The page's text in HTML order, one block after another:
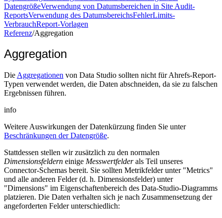
DatengrößeVerwendung von Datumsbereichen in Site Audit-
ReportsVerwendung des DatumsbereichsFehlerLimits-
VerbrauchReport-Vorlagen
Referenz/Aggregation
Aggregation
Die Aggregationen von Data Studio sollten nicht für Ahrefs-Report-
Typen verwendet werden, die Daten abschneiden, da sie zu falschen
Ergebnissen führen.
info
Weitere Auswirkungen der Datenkürzung finden Sie unter
Beschränkungen der Datengröße.
Stattdessen stellen wir zusätzlich zu den normalen
Dimensionsfeldern einige Messwertfelderals Teil unseres
Connector-Schemas bereit. Sie sollten Metrikfelder unter "Metrics"
und alle anderen Felder (d. h. Dimensionsfelder) unter
"Dimensions" im Eigenschaftenbereich des Data-Studio-Diagramms
platzieren. Die Daten verhalten sich je nach Zusammensetzung der
angeforderten Felder unterschiedlich: